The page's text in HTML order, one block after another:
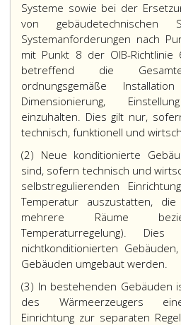
Systeme sowie bei der
von
Systemanforderungen nach
mit Punkt 8 der OIB-Richtlinie
betreffend die
ordnungsgemäße
Dimensionierung,
einzuhalten. Dies gilt nur,
technisch, funktionell und
(2) Neue konditionierte
sind, sofern technisch und
selbstregulierenden
Temperatur auszustatten,
mehrere Räume
Temperaturregelung).
nichtkonditionierten
Gebäuden umgebaut werden.
(3) In bestehenden Gebäuden
des Wärmeerzeugers
Einrichtung zur separaten